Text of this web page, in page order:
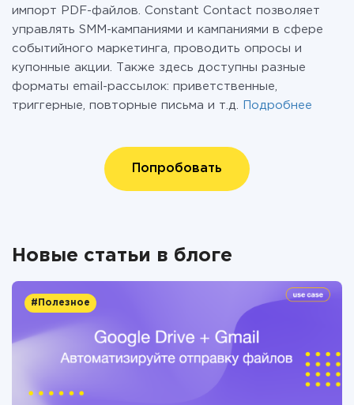
импорт PDF-файлов. Constant Contact позволяет
управлять SMM-кампаниями и кампаниями в сфере
событийного маркетинга, проводить опросы и
купонные акции. Также здесь доступны разные
форматы email-рассылок: приветственные,
триггерные, повторные письма и т.д.
Подробнее
Попробовать
Новые статьи в блоге
#Полезное